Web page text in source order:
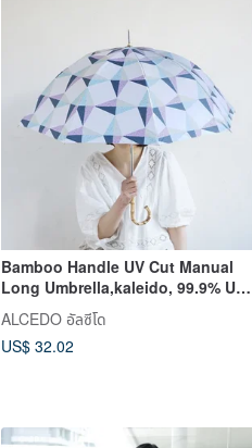
Bamboo Handle UV Cut Manual
Long Umbrella,kaleido, 99.9% UV
protection , Parasol
ALCEDO อัลซีโด
US$ 32.02